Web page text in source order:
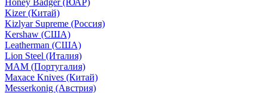
Honey Badger (ЮАР)
Kizer (Китай)
Kizlyar Supreme (Россия)
Kershaw (США)
Leatherman (США)
Lion Steel (Италия)
MAM (Португалия)
Maxace Knives (Китай)
Messerkonig (Австрия)